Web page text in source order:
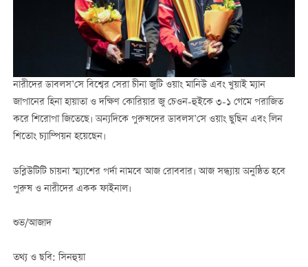
নারীদের ডাবলস’সে বিশ্বের সেরা চীনা জুটি ওয়াং মানিউ এবং খুয়াই ম্যান
জাপানের হিনা হায়াতা ও দক্ষিণ কোরিয়ার জু চেওন-হুইকে ৩-১ গেমে পরাজিত
করে শিরোপা জিতেছে। অন্যদিকে পুরুষদের ডাবলস’সে ওয়াং ছুছিন এবং লিন
শিতোং চ্যাম্পিয়ন হয়েছেন।
ডব্লিউটিটি চায়না স্ম্যাশের পর্দা নামবে আজ রোববার। আজ সন্ধ্যায় অনুষ্ঠিত হবে
পুরুষ ও নারীদের একক ফাইনাল।
শুভ/আজাদ
তথ্য ও ছবি: সিনহুয়া